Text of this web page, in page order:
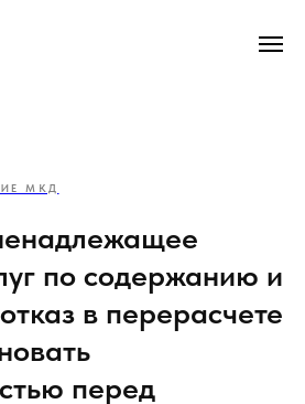
МКД
по содержанию и
в перерасчете
перед